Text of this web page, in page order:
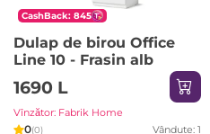
CashBack: 845
Dulap de birou Office
Line 10 - Frasin alb
1690 L
Vînzător: Fabrik Home
0(0) Vândute: 1